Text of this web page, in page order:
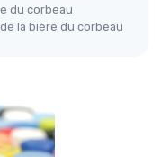
du corbeau
la bière du corbeau